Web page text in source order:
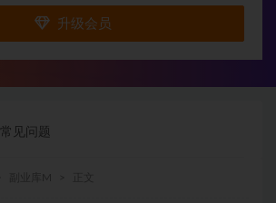
升级会员
常见问题